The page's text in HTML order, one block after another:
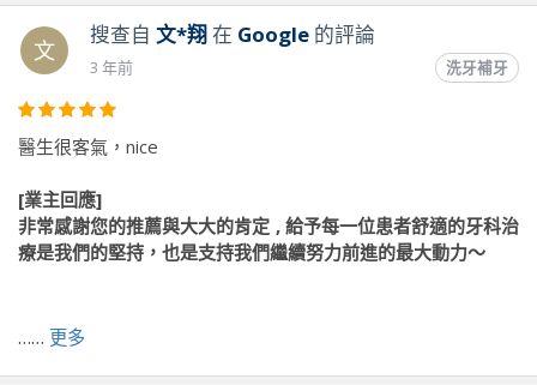
前往原文出處
文
搜查自 文*翔在 Google的評論
3 年前 洗牙補牙
醫生很客氣，nice
[業主回應]
非常感謝您的推薦與大大的肯定 , 給予每一位患者舒適的牙科治
療是我們的堅持，也是支持我們繼續努力前進的最大動力～
前往原文出處
…… 更多